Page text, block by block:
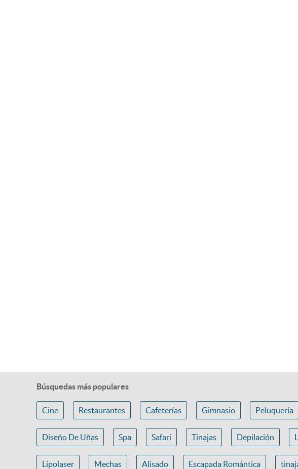
Búsquedas más populares
Cine Restaurantes Cafeterías Gimnasio Peluquería
Diseño De Uñas Spa Safari Tinajas Depilación
Lipolaser Mechas Alisado Escapada Romántica